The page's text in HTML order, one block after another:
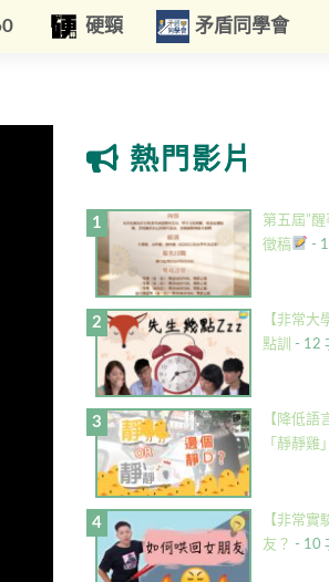
硬頸 矛盾同學會
熱門影片
第五屆”
徵稿
-
【非常大
點訓 - 12
【降低語
「靜靜雞
【非常實
友？ - 10